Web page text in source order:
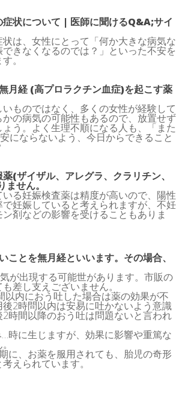
状について | 医師に聞けるQ&A;サイ
は、女性にとって「何か大きな病気な
きなくなるのでは？」といった不安を
。
月経 (高プロラクチン血症)を起こす薬
ものではなく、多くの女性が経験して
の病気の可能性もあるので、放置せず
う。よく生理不順になる人も、「また
にならないよう、今日からできること
(ザイザル、アレグラ、クラリチン、
ません。
る妊娠検査薬は精度が高いので、陽性
妊娠していると考えられますが、不妊
剤などの影響を受けることもありま
ことを無月経といいます。その場合、
が出現する可能世があります。市販の
差し支えございません。
内におう吐した場合は薬の効果が不
2時問以内は安易に吐かないよう意識
時間以降のおう吐は問題ないと言われ
時に生じますが、効果に影響や重篤な
に、お薬を服用されても、胎児の奇形
えられています。